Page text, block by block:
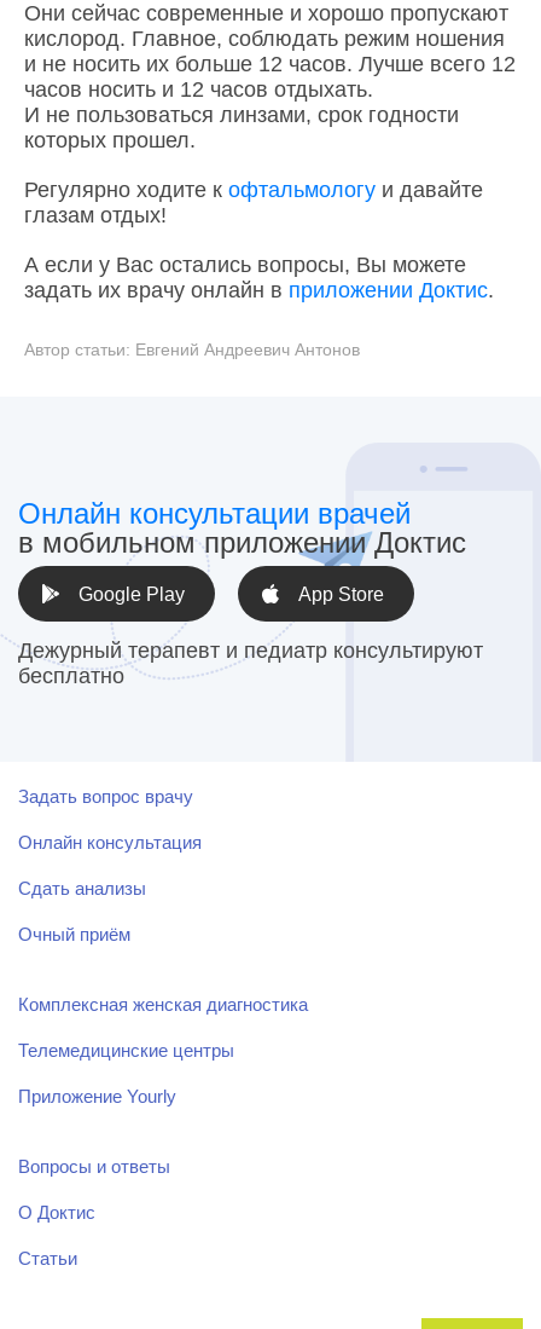
Они сейчас современные и хорошо пропускают
кислород. Главное, соблюдать режим ношения
и не носить их больше 12 часов. Лучше всего 12
часов носить и 12 часов отдыхать.
И не пользоваться линзами, срок годности
которых прошел.
Регулярно ходите к офтальмологу и давайте
глазам отдых!
А если у Вас остались вопросы, Вы можете
задать их врачу онлайн в приложении Доктис.
Автор статьи: Евгений Андреевич Антонов
Онлайн консультации врачей
в мобильном приложении Доктис
Google Play App Store
Дежурный терапевт и педиатр консультируют
бесплатно
Задать вопрос врачу
Онлайн консультация
Сдать анализы
Очный приём
Комплексная женская диагностика
Телемедицинские центры
Приложение Yourly
Вопросы и ответы
О Доктис
Статьи